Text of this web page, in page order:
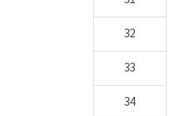
32
33
34